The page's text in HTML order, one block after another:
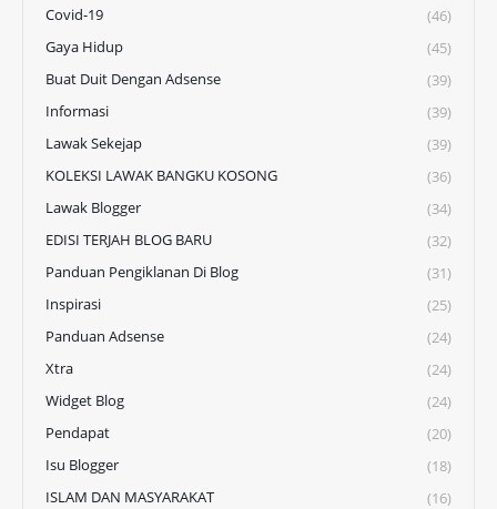
Covid-19
(46)
Gaya Hidup
(45)
Buat Duit Dengan Adsense
(39)
Informasi
(39)
Lawak Sekejap
(39)
KOLEKSI LAWAK BANGKU KOSONG
(36)
Lawak Blogger
(34)
EDISI TERJAH BLOG BARU
(32)
Panduan Pengiklanan Di Blog
(31)
Inspirasi
(25)
Panduan Adsense
(24)
Xtra
(24)
Widget Blog
(24)
Pendapat
(20)
Isu Blogger
(18)
ISLAM DAN MASYARAKAT
(16)